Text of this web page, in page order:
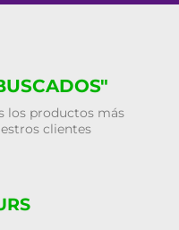
los productos más
clientes